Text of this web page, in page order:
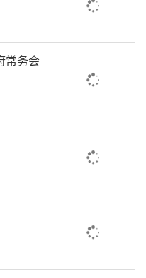
常务会